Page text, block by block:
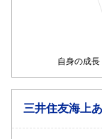
三井住友海上